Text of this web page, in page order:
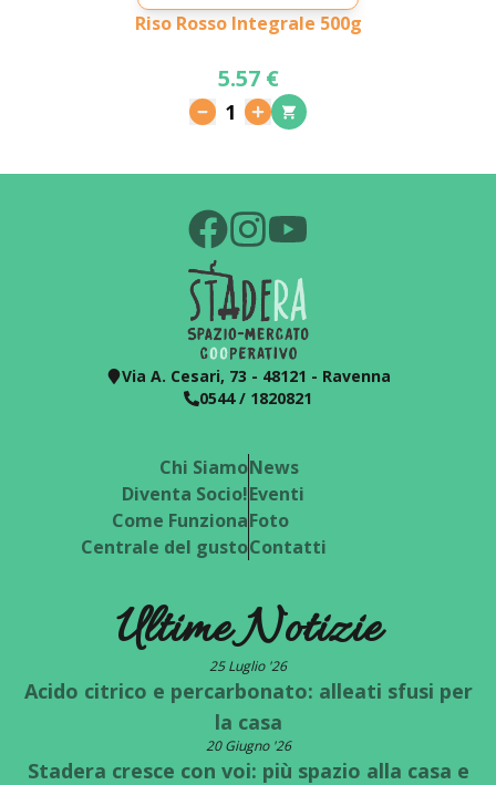
Riso Rosso Integrale 500g
5.57 €
1
Via A. Cesari, 73 - 48121 - Ravenna
0544 / 1820821
Chi Siamo
Diventa Socio!
Come Funziona
Centrale del gusto
News
Eventi
Foto
Contatti
Ultime Notizie
25 Luglio '26
Acido citrico e percarbonato: alleati sfusi per
la casa
20 Giugno '26
Stadera cresce con voi: più spazio alla casa e